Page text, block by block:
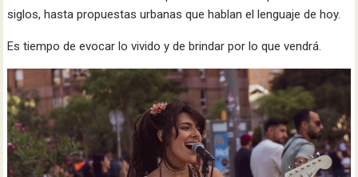
siglos, hasta propuestas urbanas que hablan el lenguaje de hoy.
Es tiempo de evocar lo vivido y de brindar por lo que vendrá.